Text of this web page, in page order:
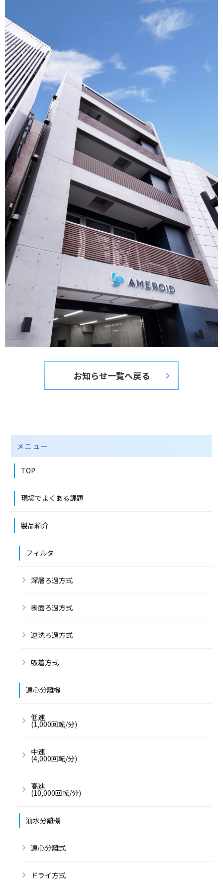
お知らせ一覧へ戻る
メニュー
TOP
現場でよくある課題
製品紹介
フィルタ
深層ろ過方式
表面ろ過方式
逆洗ろ過方式
吸着方式
遠心分離機
低速
(1,000回転/分)
中速
(4,000回転/分)
高速
(10,000回転/分)
油水分離機
遠心分離式
ドライ方式